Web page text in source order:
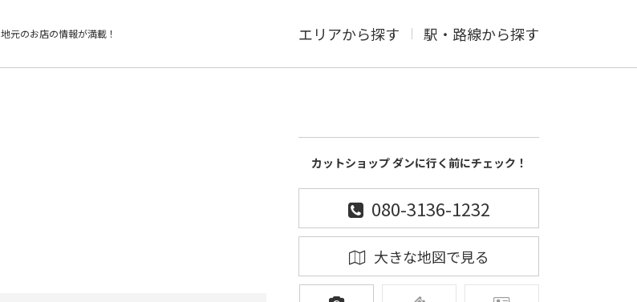
地元のお店の情報が満載！ エリアから探す 駅・路線から探す
カットショップ ダンに行く前にチェック！
080-3136-1232
大きな地図で見る